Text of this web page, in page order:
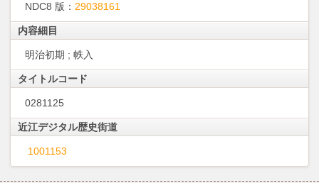
NDC8 版： 29038161
内容細目
明治初期 ; 帙入
タイトルコード
0281125
近江デジタル歴史街道
1001153